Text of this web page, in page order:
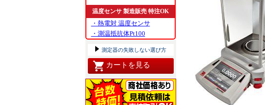
温度センサ 製造販売 特注OK
・熱電対 温度センサ
・測温抵抗体Pt100
測定器の失敗しない選び方
カートを見る